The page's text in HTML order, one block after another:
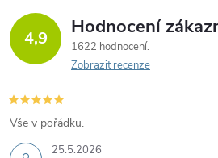
4,9 Hodnocení
1622 hodnocení
Zobrazit recenze
25.5.2026
Vše v pořádku.